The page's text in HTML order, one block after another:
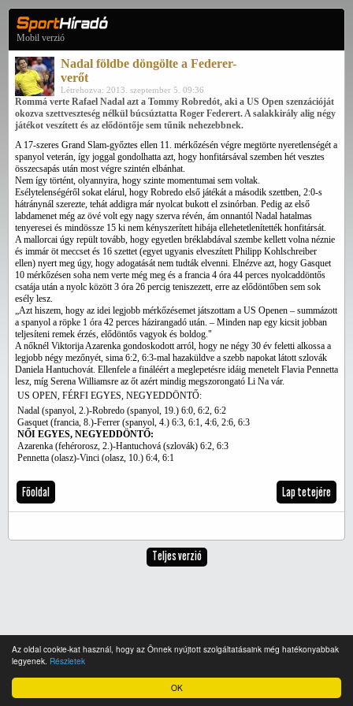
OK
Az oldal cookie-kat használ, hogy az Önnek nyújtott szolgáltatásaink még hatékonyabbak
legyenek. Részletek
Mobil verzió
Nadal földbe döngölte a Federer-
verőt
Létrehozva: 2013. szeptember 5. 09:36
Rommá verte Rafael Nadal azt a Tommy Robredót, aki a US Open szenzációját
okozva szettveszteség nélkül búcsúztatta Roger Federert. A salakkirály alig négy
játékot veszített és az elődöntője sem tűnik nehezebbnek.
A 17-szeres Grand Slam-győztes ellen 11. mérkőzésén végre megtörte nyeretlenségét a
spanyol veterán, így joggal gondolhatta azt, hogy honfitársával szemben hét vesztes
összecsapás után most végre szintén elbánhat.
Nem így történt, olyannyira, hogy szinte momentumai sem voltak.
Esélytelenségéről sokat elárul, hogy Robredo első játékát a második szettben, 2:0-s
hátránynál szerezte, tehát addigra már nyolcat bukott el zsinórban. Pedig az első
labdamenet még az övé volt egy nagy szerva révén, ám onnantól Nadal hatalmas
tenyeresei és mindössze 15 ki nem kényszerített hibája ellehetetlenítették honfitársát.
A mallorcai úgy repült tovább, hogy egyetlen bréklabdával szembe kellett volna néznie
és immár öt meccset és 16 szettet (egyet ugyanis elveszített Philipp Kohlschreiber
ellen) nyert meg úgy, hogy adogatását nem tudták elvenni. Elnézve azt, hogy Gasquet
10 mérkőzésen soha nem verte még meg és a francia 4 óra 44 perces nyolcaddöntős
csatája után a nyolc között 3 óra 26 percig teniszezett, erre az elődöntőben sem sok
esély lesz.
„Azt hiszem, hogy az idei legjobb mérkőzésemet játszottam a US Openen – summázott
a spanyol a röpke 1 óra 42 perces házirangadó után. – Minden nap egy kicsit jobban
teljesíteni remek érzés, elődöntős vagyok és boldog."
A nőknél Viktorija Azarenka gondoskodott arról, hogy ne négy 30 év feletti alkossa a
legjobb négy mezőnyét, sima 6:2, 6:3-mal hazaküldve a szebb napokat látott szlovák
Daniela Hantuchovát. Ellenfele a fináléért a meglepetésre idáig menetelt Flavia Pennetta
lesz, míg Serena Williamsre az őt azért mindig megszorongató Li Na vár.
US OPEN, FÉRFI EGYES, NEGYEDDÖNTŐ:
Nadal (spanyol, 2.)-Robredo (spanyol, 19.) 6:0, 6:2, 6:2
Gasquet (francia, 8.)-Ferrer (spanyol, 4.) 6:3, 6:1, 4:6, 2:6, 6:3
NŐI EGYES, NEGYEDDÖNTŐ:
Azarenka (fehérorosz, 2.)-Hantuchová (szlovák) 6:2, 6:3
Pennetta (olasz)-Vinci (olasz, 10.) 6:4, 6:1
Főoldal Lap tetejére
Teljes verzió